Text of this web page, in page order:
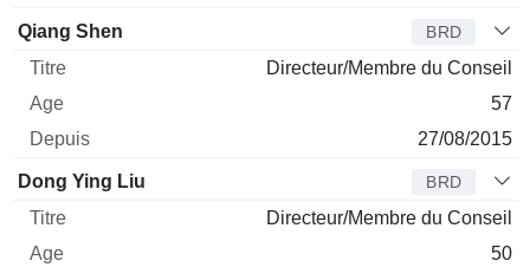
Qiang Shen BRD
Directeur/Membre du Conseil
57
27/08/2015
Dong Ying Liu BRD
Directeur/Membre du Conseil
50